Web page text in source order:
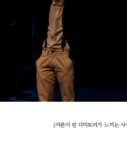
(어른이 된 디미트리가 느끼는